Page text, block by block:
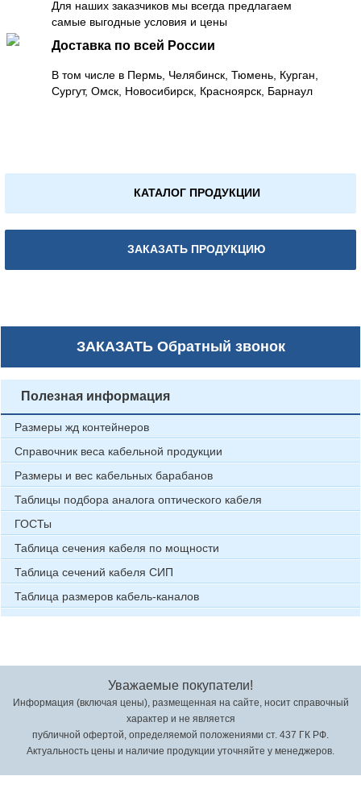
Для наших заказчиков мы всегда предлагаем
самые выгодные условия и цены
Доставка по всей России
В том числе в Пермь, Челябинск, Тюмень, Курган,
Сургут, Омск, Новосибирск, Красноярск, Барнаул
КАТАЛОГ ПРОДУКЦИИ
ЗАКАЗАТЬ ПРОДУКЦИЮ
ЗАКАЗАТЬОбратный звонок
Полезная информация
Размеры жд контейнеров
Справочник веса кабельной продукции
Размеры и вес кабельных барабанов
Таблицы подбора аналога оптического кабеля
ГОСТы
Таблица сечения кабеля по мощности
Таблица сечений кабеля СИП
Таблица размеров кабель-каналов
Уважаемые покупатели!
Информация (включая цены), размещенная на сайте, носит справочный
характер и не является
публичной офертой, определяемой положениями ст. 437 ГК РФ.
Актуальность цены и наличие продукции уточняйте у менеджеров.